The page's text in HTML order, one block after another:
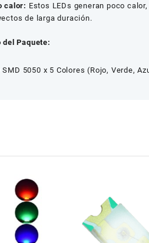
calor: Estos LEDs generan poco
de larga duración.
del Paquete:
SMD 5050 x 5 Colores (Rojo, Verde,